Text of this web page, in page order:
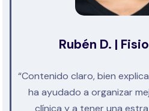
Rubén D. |
“Contenido claro, bien
ha ayudado a organizar
clínica y a tener una